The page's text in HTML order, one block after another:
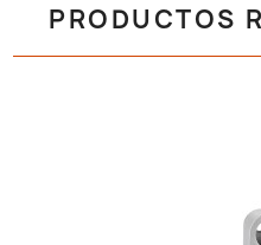
PRODUCTOS